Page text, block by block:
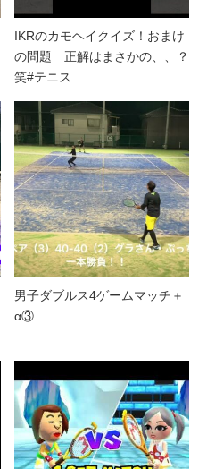
IKRのカモヘイクイズ！おまけ
の問題 正解はまさかの、、？
笑#テニス …
男子ダブルス4ゲームマッチ＋
α③